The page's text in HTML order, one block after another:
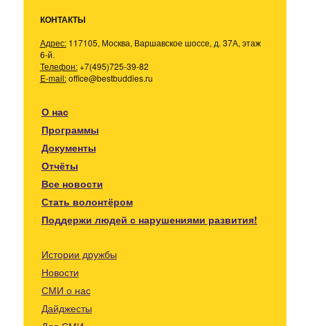
КОНТАКТЫ
Адрес:117105, Москва, Варшавское шоссе, д. 37А, этаж
6-й.
Телефон:+7(495)725-39-82
E-mail:office@bestbuddies.ru
О нас
Программы
Документы
Отчёты
Все новости
Стать волонтёром
Поддержи людей с нарушениями развития!
Истории дружбы
Новости
СМИ о нас
Дайджесты